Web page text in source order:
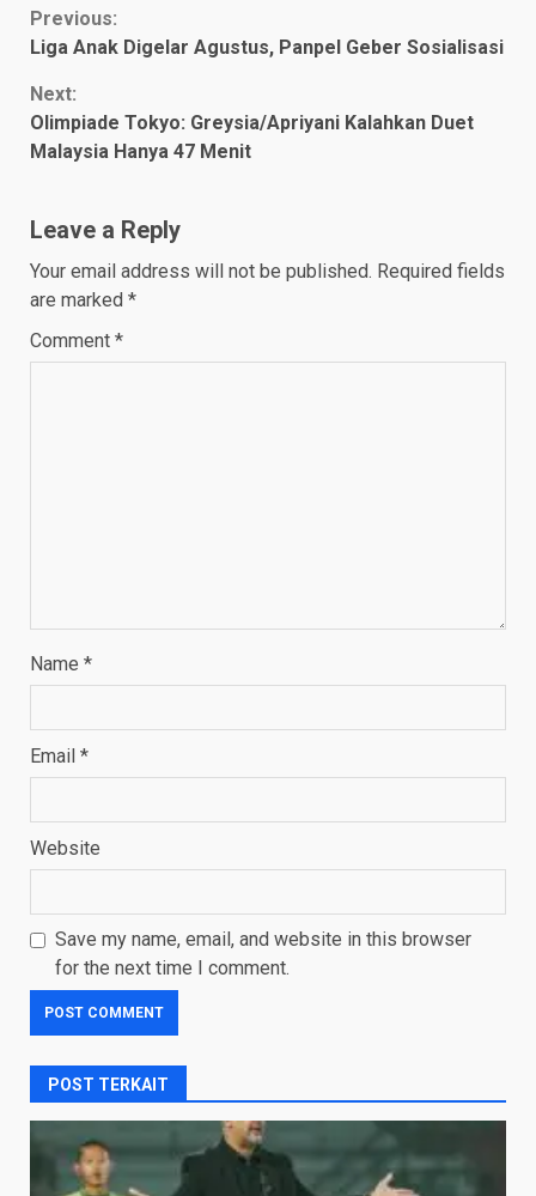
Continue
Previous:
Liga Anak Digelar Agustus, Panpel Geber Sosialisasi
Next:
Olimpiade Tokyo: Greysia/Apriyani Kalahkan Duet
Malaysia Hanya 47 Menit
Leave a Reply
Your email address will not be published. Required fields
are marked *
Comment *
Name *
Email *
Website
Save my name, email, and website in this browser
for the next time I comment.
POST TERKAIT